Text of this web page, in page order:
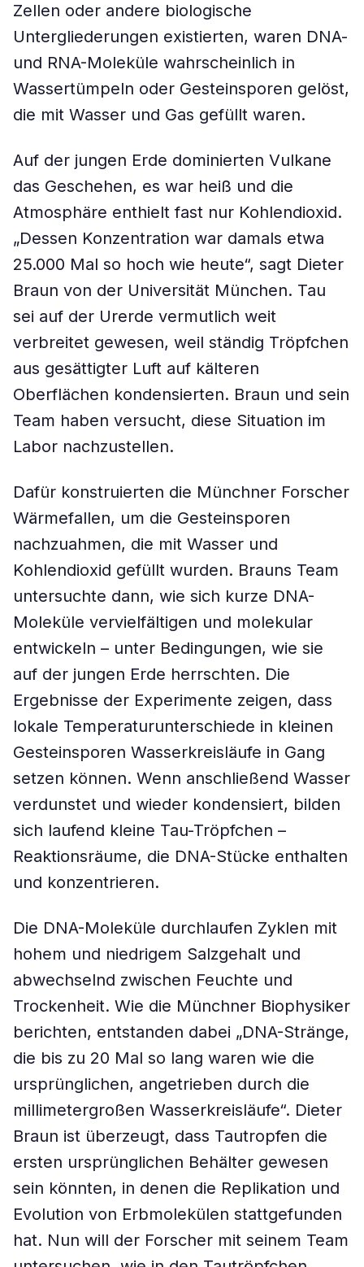
Zellen oder andere biologische
Untergliederungen existierten, waren DNA-
und RNA-Moleküle wahrscheinlich in
Wassertümpeln oder Gesteinsporen gelöst,
die mit Wasser und Gas gefüllt waren.
Auf der jungen Erde dominierten Vulkane
das Geschehen, es war heiß und die
Atmosphäre enthielt fast nur Kohlendioxid.
„Dessen Konzentration war damals etwa
25.000 Mal so hoch wie heute“, sagt Dieter
Braun von der Universität München. Tau
sei auf der Urerde vermutlich weit
verbreitet gewesen, weil ständig Tröpfchen
aus gesättigter Luft auf kälteren
Oberflächen kondensierten. Braun und sein
Team haben versucht, diese Situation im
Labor nachzustellen.
Dafür konstruierten die Münchner Forscher
Wärmefallen, um die Gesteinsporen
nachzuahmen, die mit Wasser und
Kohlendioxid gefüllt wurden. Brauns Team
untersuchte dann, wie sich kurze DNA-
Moleküle vervielfältigen und molekular
entwickeln – unter Bedingungen, wie sie
auf der jungen Erde herrschten. Die
Ergebnisse der Experimente zeigen, dass
lokale Temperaturunterschiede in kleinen
Gesteinsporen Wasserkreisläufe in Gang
setzen können. Wenn anschließend Wasser
verdunstet und wieder kondensiert, bilden
sich laufend kleine Tau-Tröpfchen –
Reaktionsräume, die DNA-Stücke enthalten
und konzentrieren.
Die DNA-Moleküle durchlaufen Zyklen mit
hohem und niedrigem Salzgehalt und
abwechselnd zwischen Feuchte und
Trockenheit. Wie die Münchner Biophysiker
berichten, entstanden dabei „DNA-Stränge,
die bis zu 20 Mal so lang waren wie die
ursprünglichen, angetrieben durch die
millimetergroßen Wasserkreisläufe“. Dieter
Braun ist überzeugt, dass Tautropfen die
ersten ursprünglichen Behälter gewesen
sein könnten, in denen die Replikation und
Evolution von Erbmolekülen stattgefunden
hat. Nun will der Forscher mit seinem Team